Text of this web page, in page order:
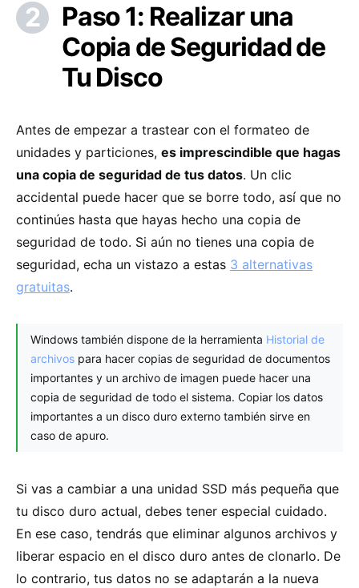
Paso 1: Realizar una
Copia de Seguridad de
Tu Disco
Antes de empezar a trastear con el formateo de
unidades y particiones, es imprescindible que hagas
una copia de seguridad de tus datos. Un clic
accidental puede hacer que se borre todo, así que no
continúes hasta que hayas hecho una copia de
seguridad de todo. Si aún no tienes una copia de
seguridad, echa un vistazo a estas 3 alternativas
gratuitas.
Windows también dispone de la herramienta Historial de
archivos para hacer copias de seguridad de documentos
importantes y un archivo de imagen puede hacer una
copia de seguridad de todo el sistema. Copiar los datos
importantes a un disco duro externo también sirve en
caso de apuro.
Si vas a cambiar a una unidad SSD más pequeña que
tu disco duro actual, debes tener especial cuidado.
En ese caso, tendrás que eliminar algunos archivos y
liberar espacio en el disco duro antes de clonarlo. De
lo contrario, tus datos no se adaptarán a la nueva